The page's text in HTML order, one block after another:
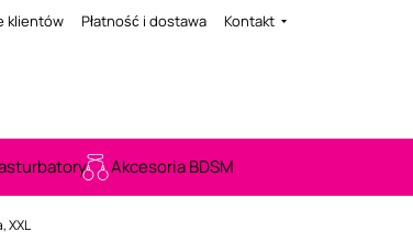
klientów Płatność i dostawa Kontakt
Akcesoria BDSM
XXL